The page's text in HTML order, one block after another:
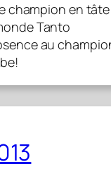
champion en tâte
Tanto
au